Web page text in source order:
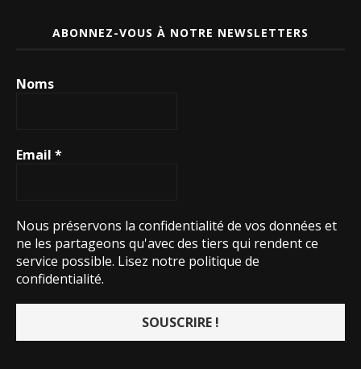
ABONNEZ-VOUS À NOTRE NEWSLETTERS
Noms
Email *
Nous préservons la confidentialité de vos données et
ne les partageons qu'avec des tiers qui rendent ce
service possible. Lisez notre politique de
confidentialité.